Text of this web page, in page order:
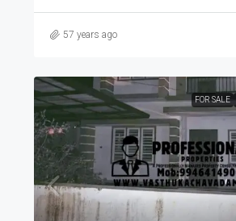
57 years ago
FOR SALE